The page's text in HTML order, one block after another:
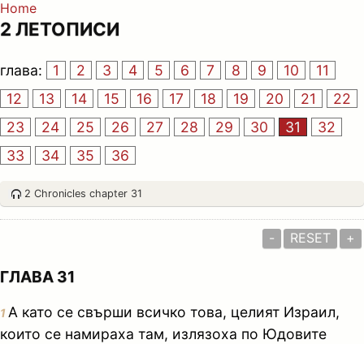
Home
2 ЛЕТОПИСИ
глава: 1 2 3 4 5 6 7 8 9 10
11
12
13 14 15 16 17 18 19 20 21
22
23
24 25 26 27 28 29 30 31
32
33
34 35 36
2 Chronicles chapter 31
- RESET +
ГЛАВА 31
1 А като се свърши всичко това, целият Израил,
които се намираха там, излязоха по Юдовите